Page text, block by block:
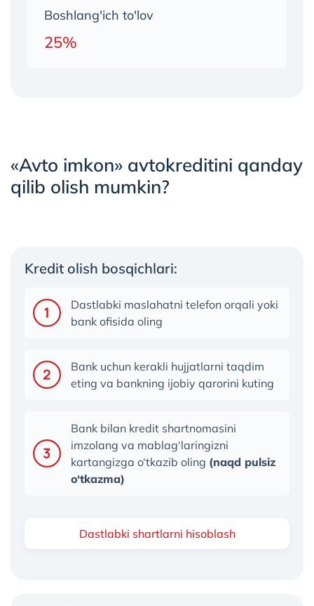
Boshlang'ich to'lov
25%
«Avto imkon» avtokreditini qanday
qilib olish mumkin?
Kredit olish bosqichlari:
Dastlabki maslahatni telefon orqali yoki
bank ofisida oling
Bank uchun kerakli hujjatlarni taqdim
eting va bankning ijobiy qarorini kuting
Bank bilan kredit shartnomasini
imzolang va mablag‘laringizni
kartangizga o‘tkazib oling (naqd pulsiz
o‘tkazma)
Dastlabki shartlarni hisoblash